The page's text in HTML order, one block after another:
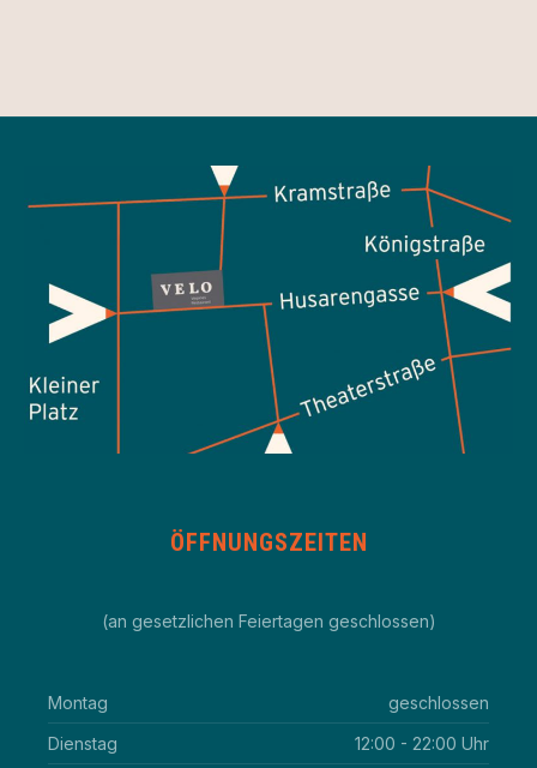
ÖFFNUNGSZEITEN
(an gesetzlichen Feiertagen geschlossen)
Montag
geschlossen
Dienstag
12:00 - 22:00 Uhr
PREVIOUS